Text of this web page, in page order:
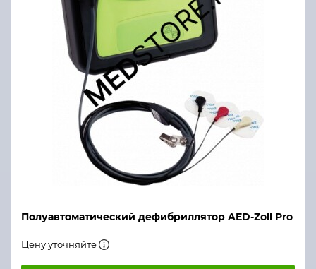
Полуавтоматический дефибриллятор AED-Zoll Pro
Цену уточняйте